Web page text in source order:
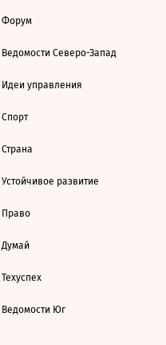
Форум
Ведомости Северо-Запад
Идеи управления
Спорт
Страна
Устойчивое развитие
Право
Думай
Техуспех
Ведомости Юг